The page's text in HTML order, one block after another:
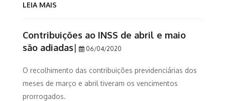
LEIA MAIS
Contribuições ao INSS de abril e maio
são adiadas| 06/04/2020
O recolhimento das contribuições previdenciárias dos
meses de março e abril tiveram os vencimentos
prorrogados.